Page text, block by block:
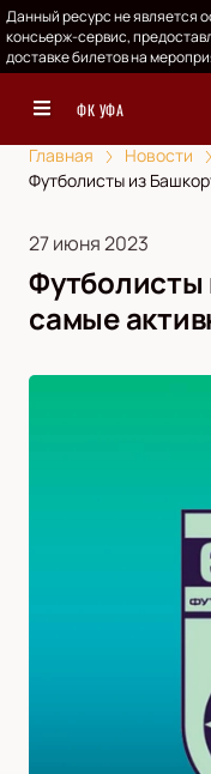
Данный ресурс не является
консьерж-сервис,
доставке билетов на
ФК УФА
Главная
Новости
Футболисты из
27 июня 2023
Футболисты
самые